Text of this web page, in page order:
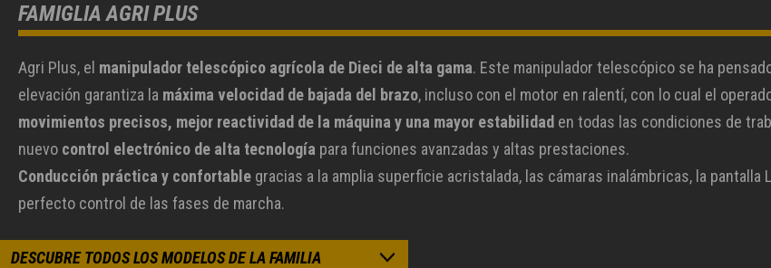
FAMIGLIA AGRI PLUS
Agri Plus, el manipulador telescópico agrícola de Dieci de alta gama. Este manipulador telescópico se ha
elevación garantiza la máxima velocidad de bajada del brazo, incluso con el motor en ralentí, con lo cual el
movimientos precisos, mejor reactividad de la máquina y una mayor estabilidad en todas las condiciones de
nuevo control electrónico de alta tecnología para funciones avanzadas y altas prestaciones.
Conducción práctica y confortable gracias a la amplia superficie acristalada, las cámaras inalámbricas, la pantalla
perfecto control de las fases de marcha.
DESCUBRE TODOS LOS MODELOS DE LA FAMILIA